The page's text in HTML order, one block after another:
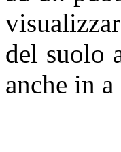
del suolo
anche in